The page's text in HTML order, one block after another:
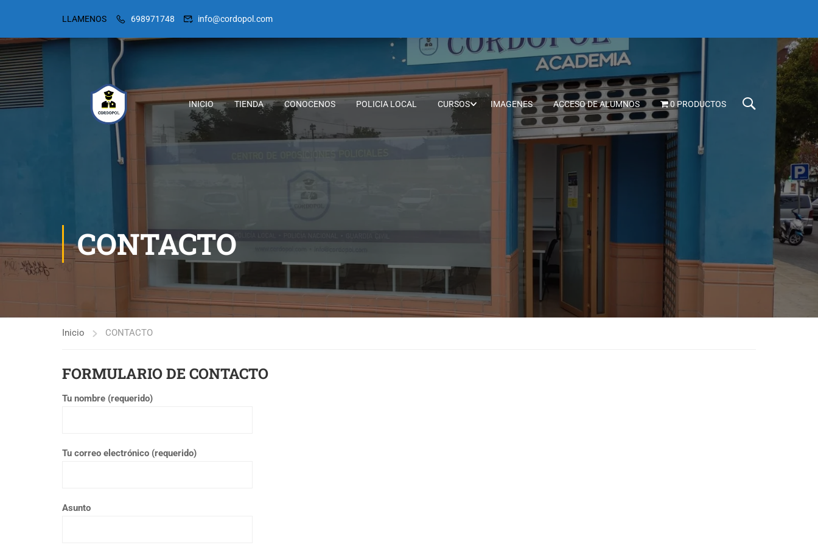
LLAMENOS 698971748 info@cordopol.com
INICIO TIENDA CONOCENOS POLICIA LOCAL CURSOS IMAGENES ACCESO DE ALUMNOS 0 PRODUCTOS
CONTACTO
Inicio CONTACTO
FORMULARIO DE CONTACTO
Tu nombre (requerido)
Tu correo electrónico (requerido)
Asunto